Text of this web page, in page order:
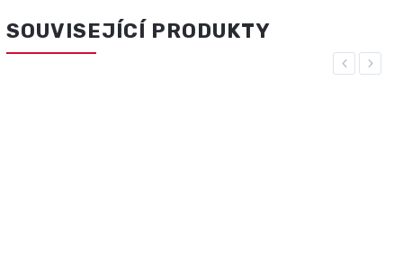
SOUVISEJÍCÍ PRODUKTY
Previous
Next